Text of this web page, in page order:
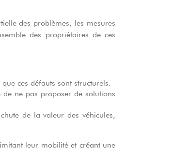
des problèmes, les mesures
des propriétaires de ces
ces défauts sont structurels.
ne pas proposer de solutions
de la valeur des véhicules,
leur mobilité et créant une